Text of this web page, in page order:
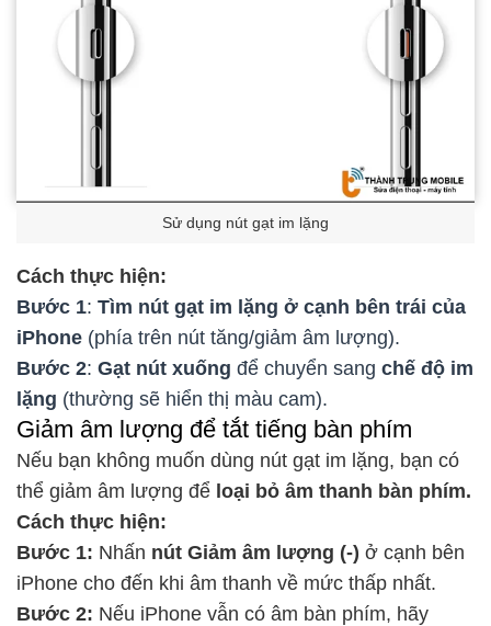
Sử dụng nút gạt im lặng
Cách thực hiện:
Bước 1: Tìm nút gạt im lặng ở cạnh bên trái của
iPhone (phía trên nút tăng/giảm âm lượng).
Bước 2: Gạt nút xuống để chuyển sang chế độ im
lặng (thường sẽ hiển thị màu cam).
Giảm âm lượng để tắt tiếng bàn phím
Nếu bạn không muốn dùng nút gạt im lặng, bạn có
thể giảm âm lượng để loại bỏ âm thanh bàn phím.
Cách thực hiện:
Bước 1: Nhấn nút Giảm âm lượng (-) ở cạnh bên
iPhone cho đến khi âm thanh về mức thấp nhất.
Bước 2: Nếu iPhone vẫn có âm bàn phím, hãy